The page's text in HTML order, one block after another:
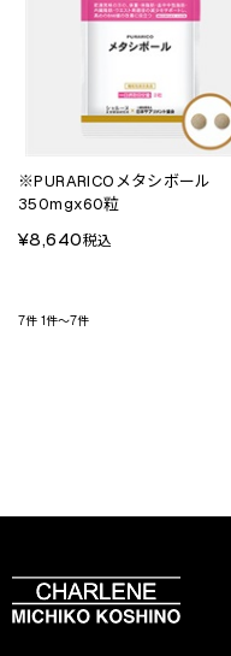
※PURARICOメタシボール
350mgx60粒
¥8,640税込
7件 1件～7件